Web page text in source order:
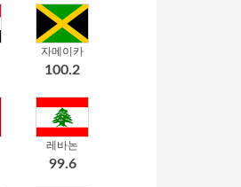
자메이카
100.2
레바논
99.6